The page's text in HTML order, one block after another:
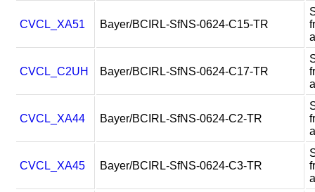
CVCL_XA51 Bayer/BCIRL-SfNS-0624-C15-TR
CVCL_C2UH Bayer/BCIRL-SfNS-0624-C17-TR
CVCL_XA44 Bayer/BCIRL-SfNS-0624-C2-TR
CVCL_XA45 Bayer/BCIRL-SfNS-0624-C3-TR